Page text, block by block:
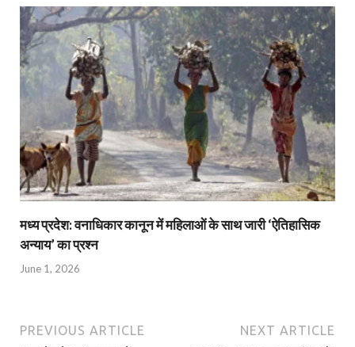
मध्य प्रदेश: वनाधिकार कानून में महिलाओं के साथ जारी ‘ऐतिहासिक
अन्याय’ का प्रश्न
June 1, 2026
PREVIOUS ARTICLE NEXT ARTICLE